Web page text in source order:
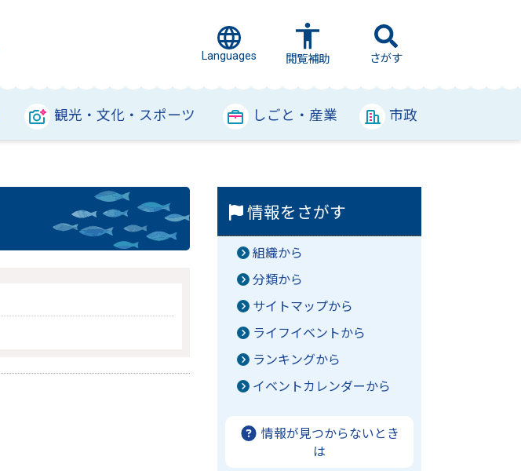
Languages 閲覧補助 さがす
観光・文化・スポーツ しごと・産業 市政
情報をさがす
組織から
分類から
サイトマップから
ライフイベントから
ランキングから
イベントカレンダーから
情報が見つからないとき
は